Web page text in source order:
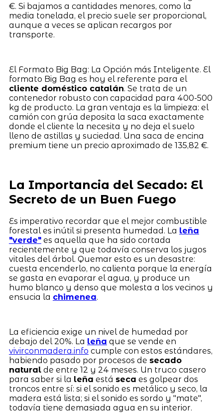
€. Si bajamos a cantidades menores, como la
media tonelada, el precio suele ser proporcional,
aunque a veces se aplican recargos por
transporte.
El Formato Big Bag: La Opción más Inteligente. El
formato Big Bag es hoy el referente para el
cliente doméstico catalán. Se trata de un
contenedor robusto con capacidad para 400-500
kg de producto. La gran ventaja es la limpieza: el
camión con grúa deposita la saca exactamente
donde el cliente la necesita y no deja el suelo
lleno de astillas y suciedad. Una saca de encina
premium tiene un precio aproximado de 135,82 €.
La Importancia del Secado: El
Secreto de un Buen Fuego
Es imperativo recordar que el mejor combustible
forestal es inútil si presenta humedad. La leña
"verde"es aquella que ha sido cortada
recientemente y que todavía conserva los jugos
vitales del árbol. Quemar esto es un desastre:
cuesta encenderlo, no calienta porque la energía
se gasta en evaporar el agua, y produce un
humo blanco y denso que molesta a los vecinos y
ensucia la chimenea.
La eficiencia exige un nivel de humedad por
debajo del 20%. La leña que se vende en
vivirconmadera.info cumple con estos estándares,
habiendo pasado por procesos de secado
naturalde entre 12 y 24 meses. Un truco casero
para saber si la leña está seca es golpear dos
troncos entre sí: si el sonido es metálico y seco, la
madera está lista; si el sonido es sordo y "mate",
todavía tiene demasiada agua en su interior.